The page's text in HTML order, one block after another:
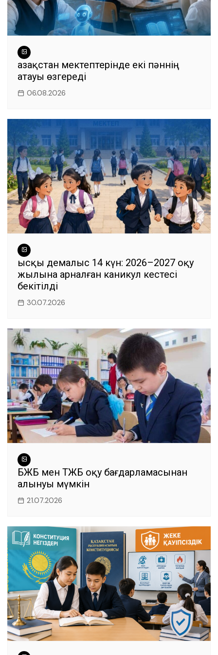
Қазақстан мектептерінде екі пәннің
атауы өзгереді
06.08.2026
Қысқы демалыс 14 күн: 2026–2027 оқу
жылына арналған каникул кестесі
бекітілді
30.07.2026
БЖБ мен ТЖБ оқу бағдарламасынан
алынуы мүмкін
21.07.2026